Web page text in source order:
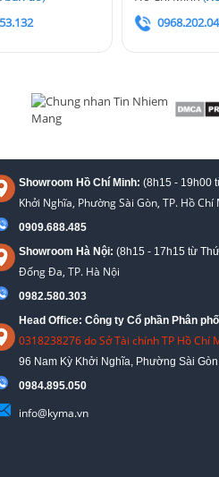
Showroom Hồ Chí Minh: (8h15 - 19h00
Khởi Nghĩa, Phường Sài Gòn, TP. Hồ Chí
0909.688.485
Showroom Hà Nội: (8h15 - 17h15 từ
Đống Đa, TP. Hà Nội
0982.580.303
Head Office: Công ty Cổ phần Phân
0318238276 do Sở Tài chính TP Hồ Chí
96 Nam Kỳ Khởi Nghĩa, Phường Sài
0984.895.050
info@kyma.vn